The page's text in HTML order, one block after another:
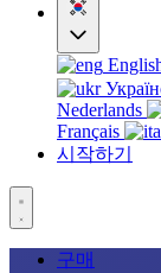
Nederlands
Français
시작하기
구매